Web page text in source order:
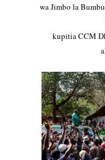
wa Jimbo la
kupitia CCM